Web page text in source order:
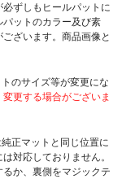
ずしもヒールパットに
ットのカラー及び素
ざいます。商品画像と
のサイズ等が変更にな
更する場合がございま
正マットと同じ位置に
対応しておりません。
か、裏側をマジックテ